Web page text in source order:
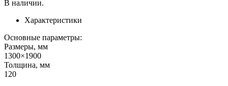
В наличии.
Характеристики
Основные параметры:
Размеры, мм
1300×1900
Толщина, мм
120